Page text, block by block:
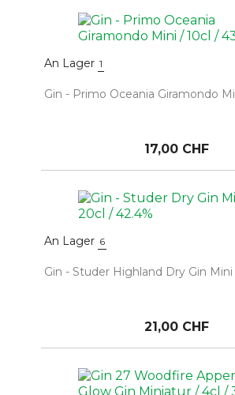
An Lager 1
Gin - Primo Oceania Giramondo
17,00 CHF
An Lager 6
Gin - Studer Highland Dry Gin
21,00 CHF